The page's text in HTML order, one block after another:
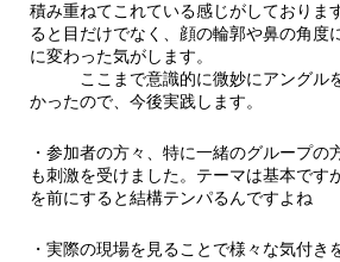
積み重ねてこれている感じがしておりま
ると目だけでなく、顔の輪郭や鼻の角度
に変わった気がします。
ここまで意識的に微妙にアングルを
かったので、今後実践します。
・参加者の方々、特に一緒のグループの
も刺激を受けました。テーマは基本です
を前にすると結構テンパるんですよね
・実際の現場を見ることで様々な気付き